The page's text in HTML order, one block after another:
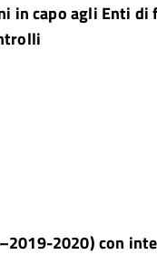
capo agli Enti
2020) con